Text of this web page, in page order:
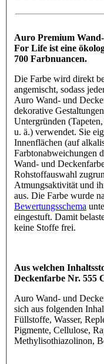
Auro Premium
For Life ist eine
700 Farbnuancen.
Die Farbe wird direkt
angemischt, sodass
Auro Wand- und
dekorative
Untergründen
u. ä.) verwendet. Sie
Innenflächen (auf
Farbtonabweichungen
Wand- und
Rohstoffauswahl
Atmungsaktivität und
aus. Die Farbe wurde
Bewertungsschema
eingestuft. Damit
keine Stoffe frei.
Aus welchen
Deckenfarbe Nr. 555
Auro Wand- und
sich aus folgenden
Füllstoffe, Wasser,
Pigmente, Cellulose,
Methylisothiazolinon,